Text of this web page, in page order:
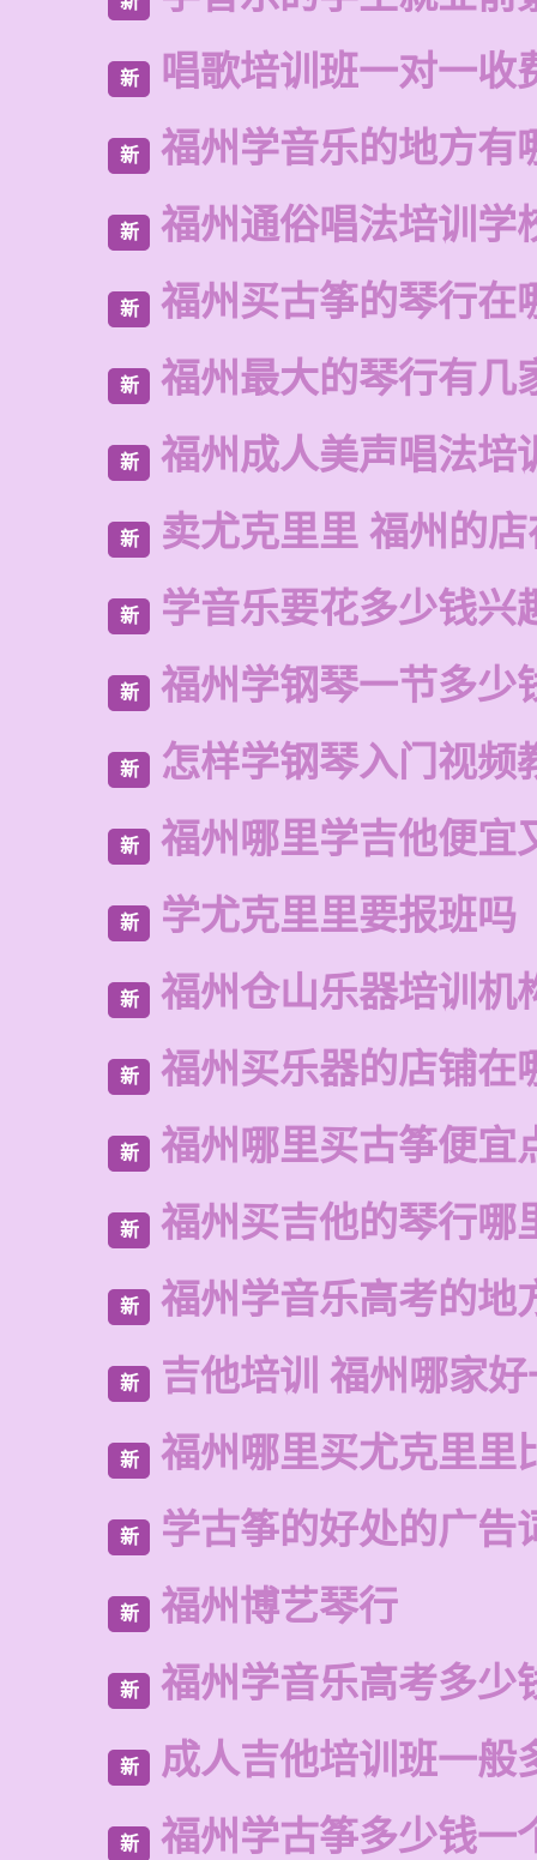
新 唱歌培训班一对一收
新 福州学音乐的地方有
新 福州通俗唱法培训学
新 福州买古筝的琴行在
新 福州最大的琴行有几
新 福州成人美声唱法培
新 卖尤克里里 福州的
新 学音乐要花多少钱兴
新 福州学钢琴一节多少
新 怎样学钢琴入门视频
新 福州哪里学吉他便宜
新 学尤克里里要报班吗
新 福州仓山乐器培训机
新 福州买乐器的店铺在
新 福州哪里买古筝便宜
新 福州买吉他的琴行哪
新 福州学音乐高考的地
新 吉他培训 福州哪家
新 福州哪里买尤克里里
新 学古筝的好处的广告
新 福州博艺琴行
新 福州学音乐高考多少
新 成人吉他培训班一般
新 福州学古筝多少钱一